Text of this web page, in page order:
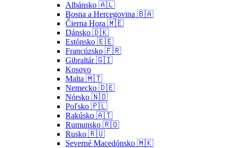
Albánsko 🇦🇱
Bosna a Hercegovina 🇧🇦
Čierna Hora 🇲🇪
Dánsko 🇩🇰
Estónsko 🇪🇪
Francúzsko 🇫🇷
Gibraltár 🇬🇮
Kosovo
Malta 🇲🇹
Nemecko 🇩🇪
Nórsko 🇳🇴
Poľsko 🇵🇱
Rakúsko 🇦🇹
Rumunsko 🇷🇴
Rusko 🇷🇺
Severné Macedónsko 🇲🇰